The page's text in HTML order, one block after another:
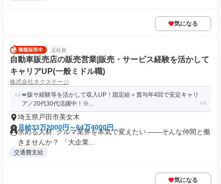
気になる
正社員
自動車販売店の販売営業|販売・サービス経験を活かして
キャリアUP(一般ミドル職)
株式会社ネクステージ
⏩️販サ経験等を活かして収入UP！固定給＋賞与年4回で安定キャリ
ア／20代30代活躍中！※...
埼玉県戸田市美女木
月給33万2000円～64万4000円
求める人材: クルマ業界を本気で変えたい ――そんな仲間と働
きませんか？ 「大企業...
交通費支給
気になる